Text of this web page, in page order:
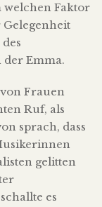
welchen Faktor
der Emma.
Frauen
Ruf, als
sprach, dass
gelitten
es